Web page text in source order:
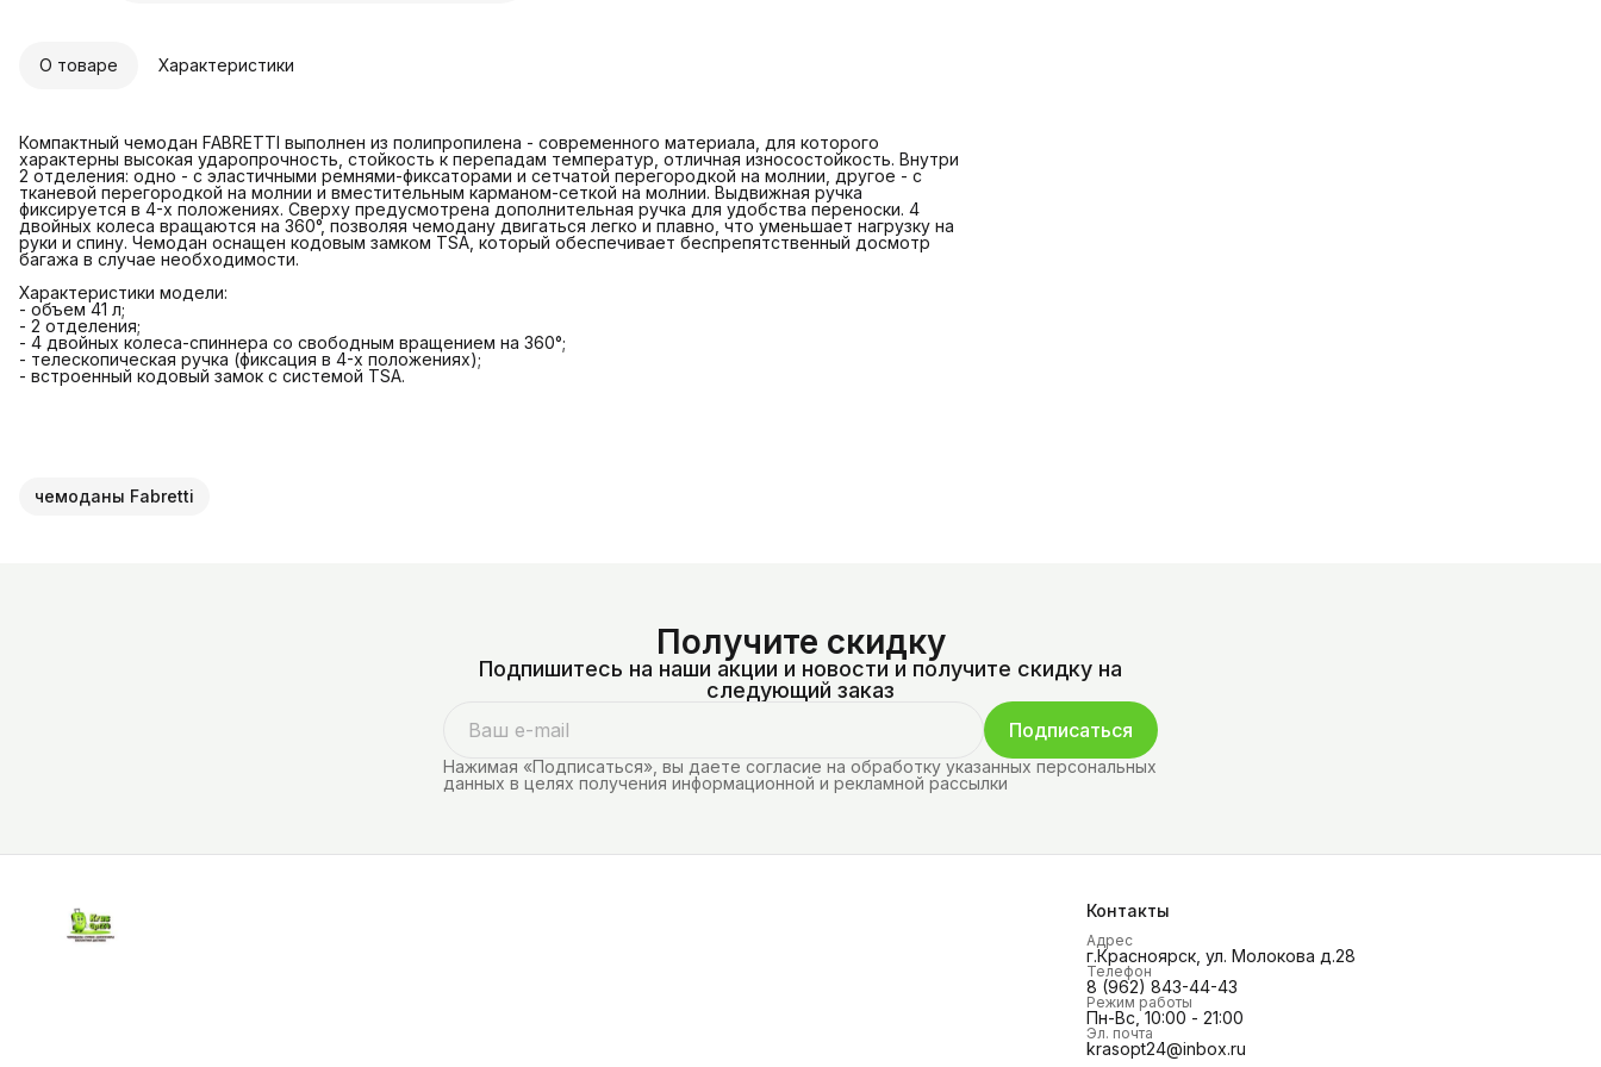
О товаре Характеристики
Компактный чемодан FABRETTI выполнен из полипропилена - современного материала, для которого
характерны высокая ударопрочность, стойкость к перепадам температур, отличная износостойкость. Внутри
2 отделения: одно - с эластичными ремнями-фиксаторами и сетчатой перегородкой на молнии, другое - с
тканевой перегородкой на молнии и вместительным карманом-сеткой на молнии. Выдвижная ручка
фиксируется в 4-х положениях. Сверху предусмотрена дополнительная ручка для удобства переноски. 4
двойных колеса вращаются на 360°, позволяя чемодану двигаться легко и плавно, что уменьшает нагрузку на
руки и спину. Чемодан оснащен кодовым замком TSA, который обеспечивает беспрепятственный досмотр
багажа в случае необходимости.
Характеристики модели:
- объем 41 л;
- 2 отделения;
- 4 двойных колеса-спиннера со свободным вращением на 360°;
- телескопическая ручка (фиксация в 4-х положениях);
- встроенный кодовый замок с системой TSA.
чемоданы Fabretti
Получите скидку
Подпишитесь на наши акции и новости и получите скидку на
следующий заказ
Подписаться
Нажимая «Подписаться», вы даете согласие на обработку указанных персональных
данных в целях получения информационной и рекламной рассылки
Контакты
Адрес
г.Красноярск, ул. Молокова д.28
Телефон
8 (962) 843-44-43
Режим работы
Пн-Вс, 10:00 - 21:00
Эл. почта
krasopt24@inbox.ru